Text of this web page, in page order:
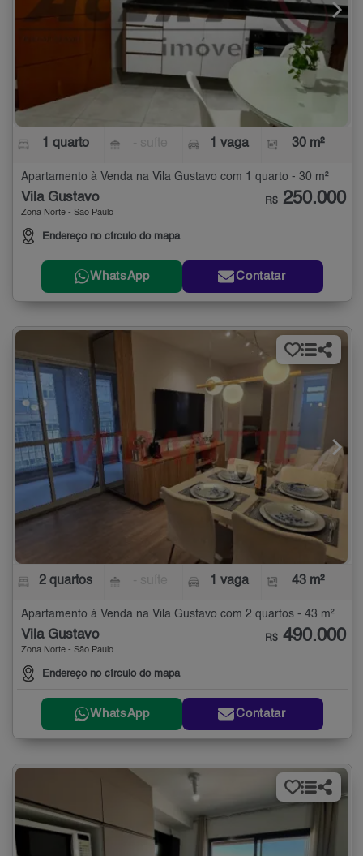
1 quarto 1 vaga 30 m²
Apartamento à Venda na Vila Gustavo com 1 quarto - 30 m²
Vila Gustavo
Zona Norte - São Paulo
Endereço no círculo do mapa
R$ 250.000
WhatsApp Contatar
2 quartos 1 vaga 43 m²
Apartamento à Venda na Vila Gustavo com 2 quartos - 43 m²
Vila Gustavo
Zona Norte - São Paulo
Endereço no círculo do mapa
R$ 490.000
WhatsApp Contatar